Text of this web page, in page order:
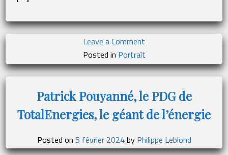
Leave a Comment
Emmanuel
Besnier,
le
discret
patron
de
qui
pèse
Posted in Portraît
Patrick Pouyanné, le PDG de
TotalEnergies, le géant de l’énergie
Posted on 5 février 2024by Philippe Leblond